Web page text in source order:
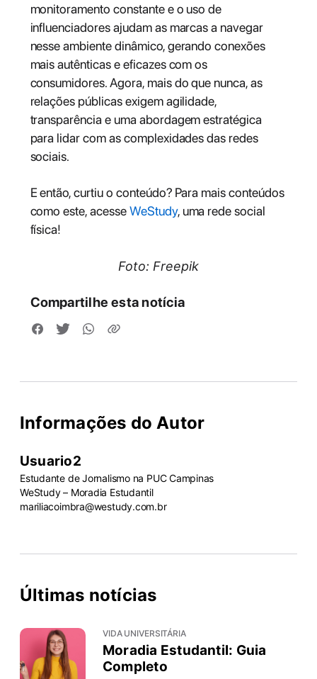
monitoramento constante e o uso de
influenciadores ajudam as marcas a navegar
nesse ambiente dinâmico, gerando conexões
mais autênticas e eficazes com os
consumidores. Agora, mais do que nunca, as
relações públicas exigem agilidade,
transparência e uma abordagem estratégica
para lidar com as complexidades das redes
sociais.
E então, curtiu o conteúdo? Para mais conteúdos
como este, acesseWeStudy, uma rede social
física!
Foto: Freepik
Compartilhe esta notícia
Informações do Autor
Usuario2
Estudante de Jornalismo na PUC Campinas
WeStudy – Moradia Estudantil
mariliacoimbra@westudy.com.br
Últimas notícias
VIDA UNIVERSITÁRIA
Moradia Estudantil: Guia
Completo